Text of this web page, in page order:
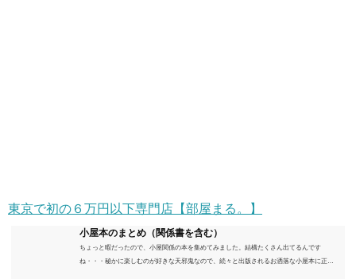
東京で初の６万円以下専門店【部屋まる。】
小屋本のまとめ（関係書を含む）
ちょっと暇だったので、小屋関係の本を集めてみました。結構たくさん出てるんです
ね・・・秘かに楽しむのが好きな天邪鬼なので、続々と出版されるお洒落な小屋本に正直